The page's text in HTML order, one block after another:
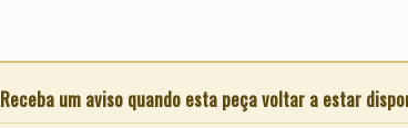
Receba um aviso quando esta peça voltar a estar